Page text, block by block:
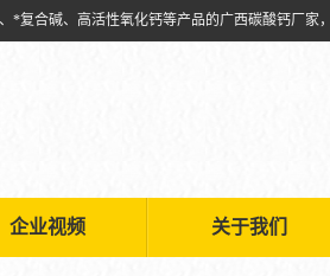
企业视频 关于我们